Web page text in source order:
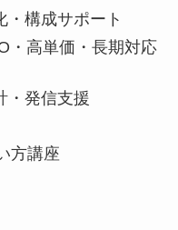
・構成サポート
・高単価・長期対応
・発信支援
方講座